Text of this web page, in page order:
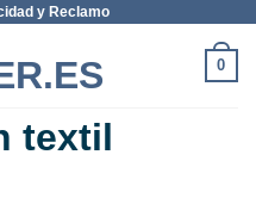
y Reclamo
0
textil